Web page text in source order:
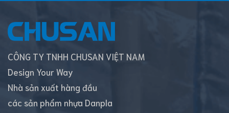
CÔNG TY TNHH CHUSAN VIỆT NAM
Design Your Way
Nhà sản xuất hàng đầu
các sản phẩm nhựa Danpla